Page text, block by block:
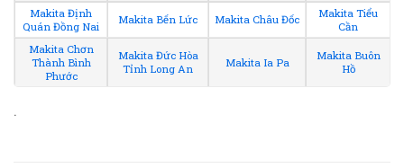
Makita Định
Quán Đồng Nai
Makita Bến Lức Makita Châu Đốc
Makita Tiểu
Cần
Makita Chơn
Thành Bình
Phước
Makita Đức Hòa
Tỉnh Long An
Makita Ia Pa
Makita Buôn
Hồ
.